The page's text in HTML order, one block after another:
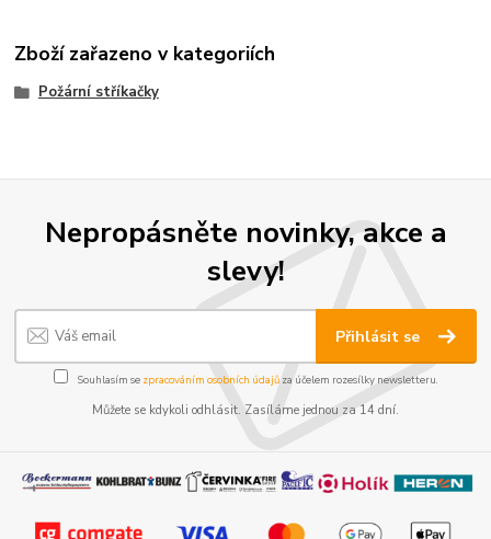
Zboží zařazeno v kategoriích
Požární stříkačky
Nepropásněte novinky, akce a
slevy!
Přihlásit se
Souhlasím se zpracováním osobních údajůza účelem rozesílky newsletteru.
Můžete se kdykoli odhlásit. Zasíláme jednou za 14 dní.